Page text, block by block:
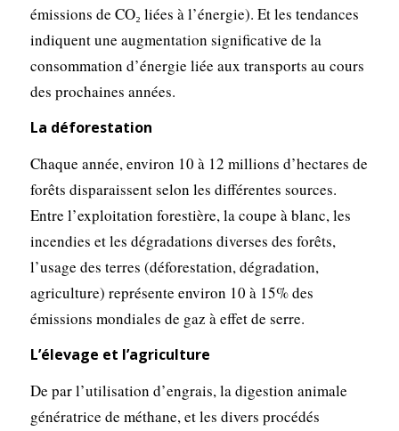
émissions de CO₂ liées à l’énergie). Et les tendances
indiquent une augmentation significative de la
consommation d’énergie liée aux transports au cours
des prochaines années.
La déforestation
Chaque année, environ 10 à 12 millions d’hectares de
forêts disparaissent selon les différentes sources.
Entre l’exploitation forestière, la coupe à blanc, les
incendies et les dégradations diverses des forêts,
l’usage des terres (déforestation, dégradation,
agriculture) représente environ 10 à 15% des
émissions mondiales de gaz à effet de serre.
L’élevage et l’agriculture
De par l’utilisation d’engrais, la digestion animale
génératrice de méthane, et les divers procédés